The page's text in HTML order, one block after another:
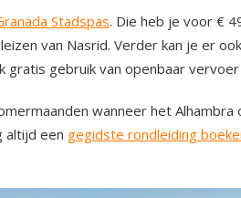
Stadspas. Die heb je voor €
van Nasrid. Verder kan je er
gebruik van openbaar
wanneer het
altijd een gegidste rondleiding